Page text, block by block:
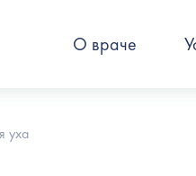
О враче
уха